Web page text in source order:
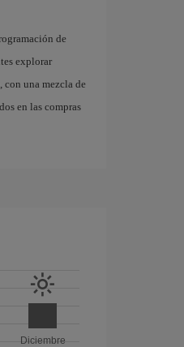
de
explorar
una mezcla de
en las compras
Diciembre